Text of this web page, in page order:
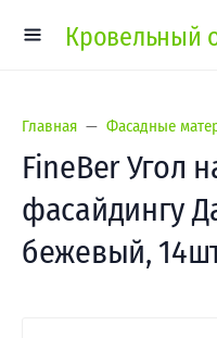
Кровельный
Главная Фасадные
FineBer Угол
фасайдингу
бежевый,